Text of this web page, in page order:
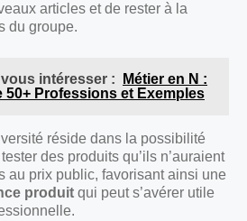
articles et de rester à la
du groupe.
intéresser :
Métier en N :
50+ Professions et Exemples
réside dans la possibilité
des produits qu’ils n’auraient
au prix public, favorisant ainsi une
produit qui peut s’avérer utile